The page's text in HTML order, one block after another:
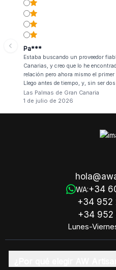
Pa***
Estaba buscando un proveedor
Canarias, y creo que lo he
relación pero ahora mismo el
Llego antes de tiempo, y, sin ser
Las Palmas de Gran Canaria
1 de julio de 2026
WA:+34
+34 952
+34 952
Lunes-